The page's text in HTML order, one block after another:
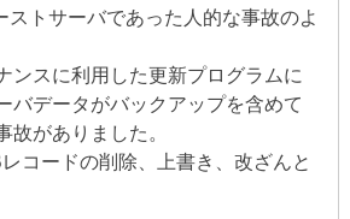
ストサーバであった人的な事故のよ
ンスに利用した更新プログラムに
バデータがバックアップを含めて
故がありました。
コードの削除、上書き、改ざんと